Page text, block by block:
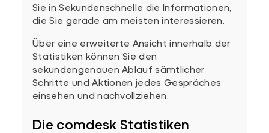
Sie in Sekundenschnelle die Informationen,
die Sie gerade am meisten interessieren.
Über eine erweiterte Ansicht innerhalb der
Statistiken können Sie den
sekundengenauen Ablauf sämtlicher
Schritte und Aktionen jedes Gespräches
einsehen und nachvollziehen.
Die comdesk Statistiken